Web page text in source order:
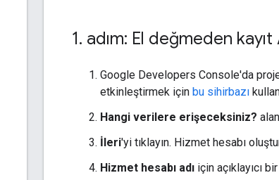
1. adım: El değmeden
Google Developers Console'da
etkinleştirmek için bu sihirbazı
Hangi verilere erişeceksiniz?
İleri'yi tıklayın. Hizmet hesabı
Hizmet hesabı adı için açıklayıcı